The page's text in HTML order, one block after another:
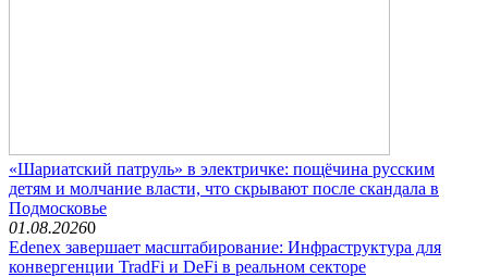
«Шариатский патруль» в электричке: пощёчина русским
детям и молчание власти, что скрывают после скандала в
Подмосковье
01.08.20260
Edenex завершает масштабирование: Инфраструктура для
конвергенции TradFi и DeFi в реальном секторе